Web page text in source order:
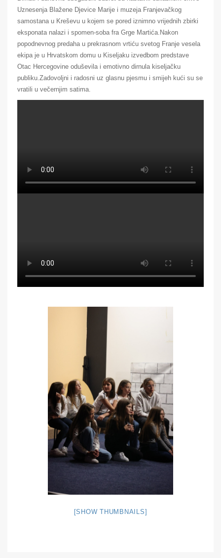
Uznesenja Blažene Djevice Marije i muzeja Franjevačkog
samostana u Kreševu u kojem se pored iznimno vrijednih zbirki
eksponata nalazi i spomen-soba fra Grge Martića.Nakon
popodnevnog predaha u prekrasnom vrtiću svetog Franje vesela
ekipa je u Hrvatskom domu u Kiseljaku izvedbom predstave
Otac Hercegovine oduševila i emotivno dirnula kiseljačku
publiku.Zadovoljni i radosni uz glasnu pjesmu i smijeh kući su se
vratili u večernjim satima.
[SHOW THUMBNAILS]